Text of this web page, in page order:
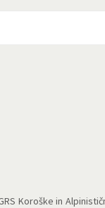
Koroške in